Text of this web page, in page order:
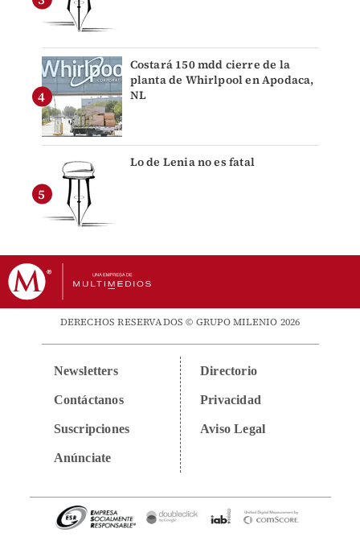
Costará 150 mdd cierre de la
planta de Whirlpool en Apodaca,
NL
Lo de Lenia no es fatal
DERECHOS RESERVADOS © GRUPO MILENIO 2026
Newsletters
Contáctanos
Suscripciones
Anúnciate
Directorio
Privacidad
Aviso Legal